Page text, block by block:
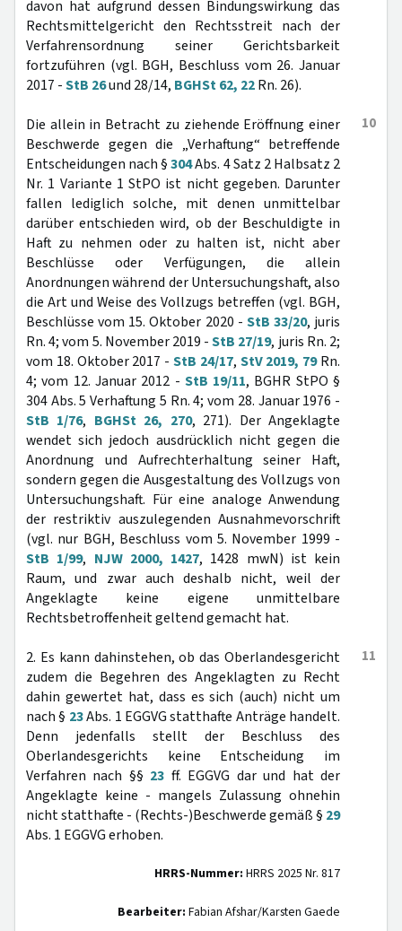
davon hat aufgrund dessen Bindungswirkung das
Rechtsmittelgericht den Rechtsstreit nach der
Verfahrensordnung seiner Gerichtsbarkeit
fortzuführen (vgl. BGH, Beschluss vom 26. Januar
2017 -StB 26und 28/14, BGHSt 62, 22Rn. 26).
10
Die allein in Betracht zu ziehende Eröffnung einer
Beschwerde gegen die „Verhaftung“ betreffende
Entscheidungen nach §304Abs. 4 Satz 2 Halbsatz 2
Nr. 1 Variante 1 StPO ist nicht gegeben. Darunter
fallen lediglich solche, mit denen unmittelbar
darüber entschieden wird, ob der Beschuldigte in
Haft zu nehmen oder zu halten ist, nicht aber
Beschlüsse oder Verfügungen, die allein
Anordnungen während der Untersuchungshaft, also
die Art und Weise des Vollzugs betreffen (vgl. BGH,
Beschlüsse vom 15. Oktober 2020 - StB 33/20, juris
Rn. 4; vom 5. November 2019 -StB 27/19, juris Rn. 2;
vom 18. Oktober 2017 - StB 24/17, StV 2019, 79Rn.
4; vom 12. Januar 2012 - StB 19/11, BGHR StPO §
304 Abs. 5 Verhaftung 5 Rn. 4; vom 28. Januar 1976 -
StB 1/76, BGHSt 26, 270, 271). Der Angeklagte
wendet sich jedoch ausdrücklich nicht gegen die
Anordnung und Aufrechterhaltung seiner Haft,
sondern gegen die Ausgestaltung des Vollzugs von
Untersuchungshaft. Für eine analoge Anwendung
der restriktiv auszulegenden Ausnahmevorschrift
(vgl. nur BGH, Beschluss vom 5. November 1999 -
StB 1/99, NJW 2000, 1427, 1428 mwN) ist kein
Raum, und zwar auch deshalb nicht, weil der
Angeklagte keine eigene unmittelbare
Rechtsbetroffenheit geltend gemacht hat.
11
2. Es kann dahinstehen, ob das Oberlandesgericht
zudem die Begehren des Angeklagten zu Recht
dahin gewertet hat, dass es sich (auch) nicht um
nach § 23Abs. 1 EGGVG statthafte Anträge handelt.
Denn jedenfalls stellt der Beschluss des
Oberlandesgerichts keine Entscheidung im
Verfahren nach §§ 23 ff. EGGVG dar und hat der
Angeklagte keine - mangels Zulassung ohnehin
nicht statthafte - (Rechts-)Beschwerde gemäß § 29
Abs. 1 EGGVG erhoben.
HRRS-Nummer: HRRS 2025 Nr. 817
Bearbeiter: Fabian Afshar/Karsten Gaede